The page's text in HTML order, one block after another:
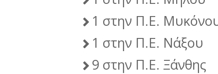
1 στην Π.Ε.
1 στην Π.Ε. Νάξου
9 στην Π.Ε. Ξάνθης